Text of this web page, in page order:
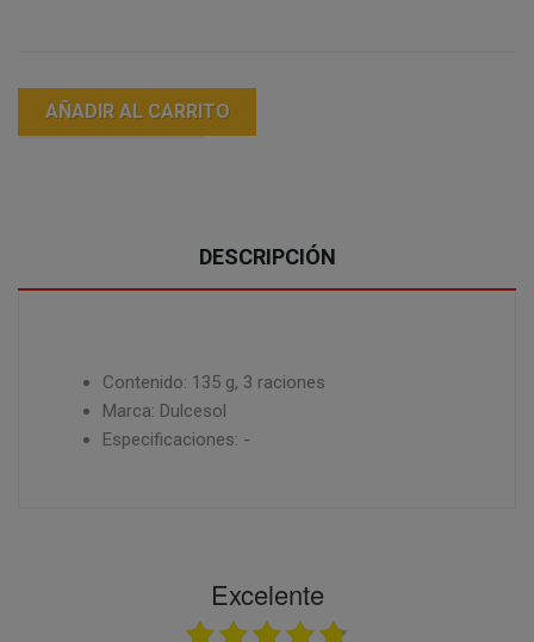
AÑADIR AL CARRITO
DESCRIPCIÓN
Contenido: 135 g, 3 raciones
Marca: Dulcesol
Especificaciones: -
Excelente